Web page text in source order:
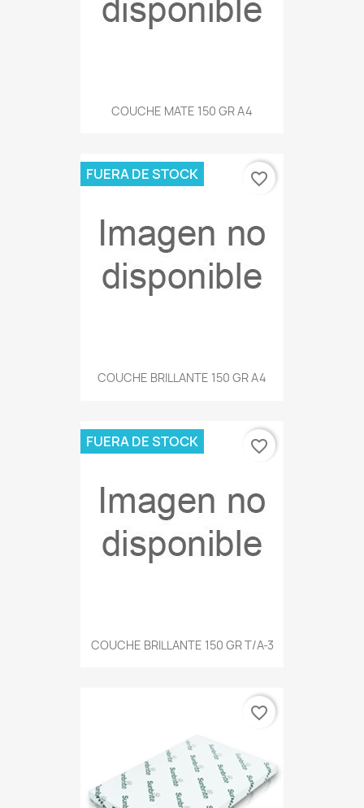
COUCHE MATE 150 GR A4
COUCHE BRILLANTE 150 GR A4
FUERA DE STOCK favorite_border
COUCHE BRILLANTE 150 GR T/A-3
FUERA DE STOCK favorite_border
favorite_border